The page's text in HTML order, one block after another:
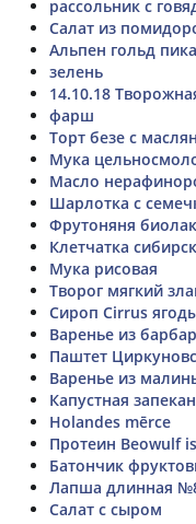
рассольник с
Салат из
Альпен гольд
зелень
14.10.18
фарш
Торт безе с
Мука
Масло
Шарлотка с
Фрутоняня
Клетчатка
Мука рисовая
Творог мягкий
Сироп Cirrus
Варенье из
Паштет
Варенье из
Капустная
Holandes mērce
Протеин Beowulf
Батончик
Лапша длинная
Салат с сыром